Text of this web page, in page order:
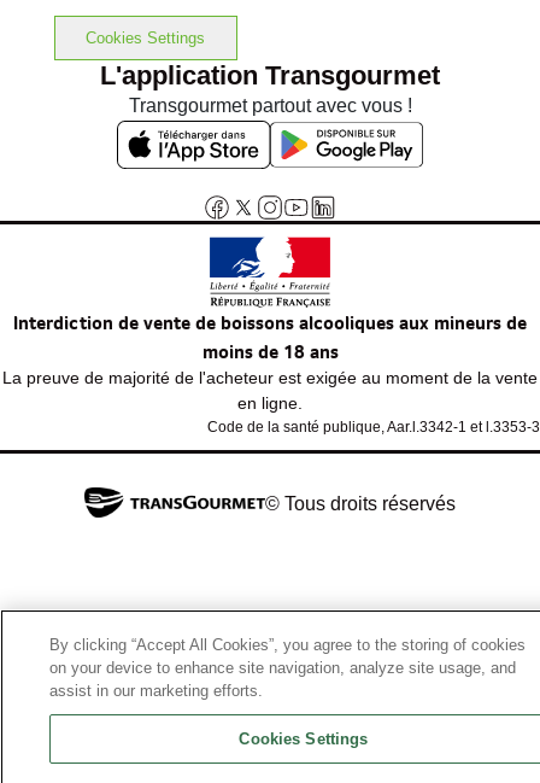
Cookies Settings
L'application Transgourmet
Transgourmet partout avec vous !
Interdiction de vente de boissons alcooliques aux mineurs de
moins de 18 ans
La preuve de majorité de l'acheteur est exigée au moment de la vente
en ligne.
Code de la santé publique, Aar.l.3342-1 et l.3353-3
© Tous droits réservés
By clicking “Accept All Cookies”, you agree to the storing of cookies
on your device to enhance site navigation, analyze site usage, and
assist in our marketing efforts.
Cookies Settings